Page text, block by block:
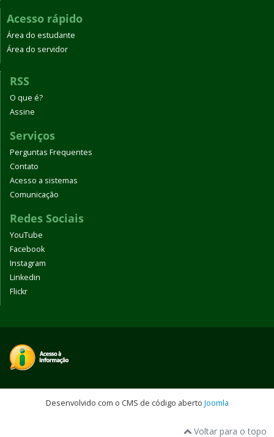
Acesso rápido
Área do estudante
Área do servidor
RSS
O que é?
Assine
Serviços
Perguntas Frequentes
Contato
Acesso a sistemas
Comunicação
Redes Sociais
YouTube
Facebook
Instagram
Linkedin
Flickr
Desenvolvido com o CMS de código aberto Joomla
Voltar para o topo